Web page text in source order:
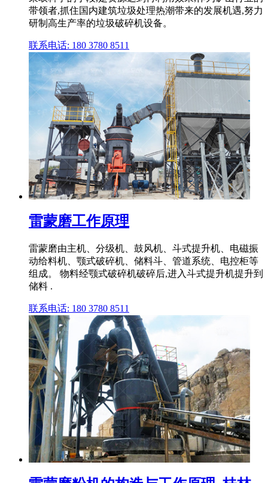
带领者,抓住国内建筑垃圾处理热潮带来的发展机遇,努力
研制高生产率的垃圾破碎机设备。
联系电话: 180 3780 8511
雷蒙磨工作原理
雷蒙磨由主机、分级机、鼓风机、斗式提升机、电磁振
动给料机、颚式破碎机、储料斗、管道系统、电控柜等
组成。 物料经颚式破碎机破碎后,进入斗式提升机提升到
储料 .
联系电话: 180 3780 8511